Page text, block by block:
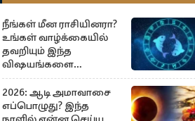
நீங்கள் மீன ராசியினரா?
உங்கள் வாழ்க்கையில்
தவறியும் இந்த
விஷயங்களை
செய்யாதீர்கள்
2026: ஆடி அமாவாசை
எப்பொழுது? இந்த